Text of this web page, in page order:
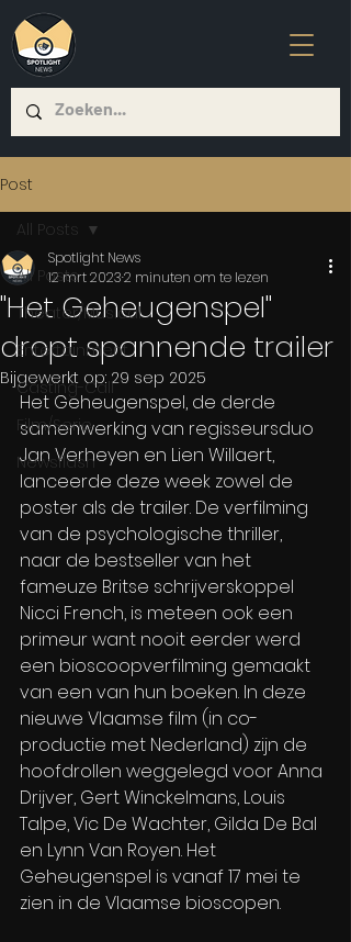
Post
All Posts
Theater/Musical
Entertainment
Casting-Call
Film/Serie
Newsflash
All Posts
"Het Geheugenspel"
dropt spannende trailer
Spotlight News
12 mrt 20232 minuten om te lezen
Bijgewerkt op:29 sep 2025
Het Geheugenspel, de derde
samenwerking van regisseursduo
Jan Verheyen en Lien Willaert,
lanceerde deze week zowel de
poster als de trailer. De verfilming
van de psychologische thriller,
naar de bestseller van het
fameuze Britse schrijverskoppel
Nicci French, is meteen ook een
primeur want nooit eerder werd
een bioscoopverfilming gemaakt
van een van hun boeken. In deze
nieuwe Vlaamse film (in co-
productie met Nederland) zijn de
hoofdrollen weggelegd voor Anna
Drijver, Gert Winckelmans, Louis
Talpe, Vic De Wachter, Gilda De Bal
en Lynn Van Royen. Het
Geheugenspel is vanaf 17 mei te
zien in de Vlaamse bioscopen.